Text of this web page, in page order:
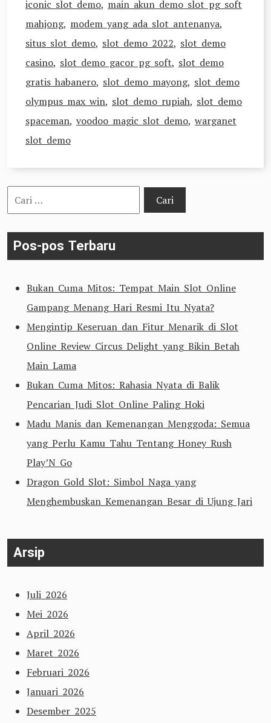
iconic slot demo, main akun demo slot pg soft
mahjong, modem yang ada slot antenanya,
situs slot demo, slot demo 2022, slot demo
casino, slot demo gacor pg soft, slot demo
gratis habanero, slot demo mayong, slot demo
olympus max win, slot demo rupiah, slot demo
spaceman, voodoo magic slot demo, warganet
slot demo
Cari
untuk:
Pos-pos Terbaru
Bukan Cuma Mitos: Tempat Main Slot Online
Gampang Menang Hari Resmi Itu Nyata?
Mengintip Keseruan dan Fitur Menarik di Slot
Online Review Circus Delight yang Bikin Betah
Main Lama
Bukan Cuma Mitos: Rahasia Nyata di Balik
Pencarian Judi Slot Online Paling Hoki
Madu Manis dan Kemenangan Menggoda: Semua
yang Perlu Kamu Tahu Tentang Honey Rush
Play’N Go
Dragon Gold Slot: Simbol Naga yang
Menghembuskan Kemenangan Besar di Ujung Jari
Arsip
Juli 2026
Mei 2026
April 2026
Maret 2026
Februari 2026
Januari 2026
Desember 2025